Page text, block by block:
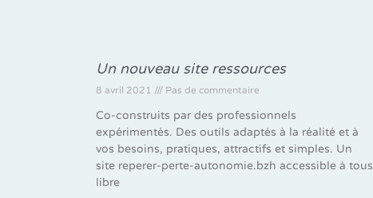
Un nouveau site ressources
8 avril 2021 Pas de commentaire
Co-construits par des professionnels
expérimentés. Des outils adaptés à la réalité et à
vos besoins, pratiques, attractifs et simples. Un
site reperer-perte-autonomie.bzh accessible à tous
libre